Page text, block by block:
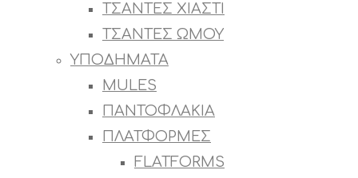
ΤΣΑΝΤΕΣ ΧΙΑΣΤΙ
ΤΣΑΝΤΕΣ ΩΜΟΥ
ΥΠΟΔΗΜΑΤΑ
MULES
ΠΑΝΤΟΦΛΑΚΙΑ
ΠΛΑΤΦΟΡΜΕΣ
FLATFORMS